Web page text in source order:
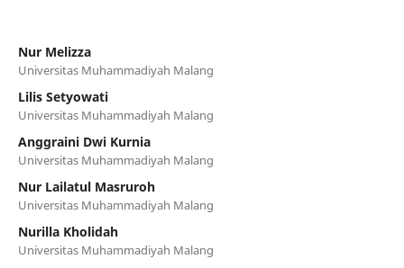
Nur Melizza
Universitas Muhammadiyah Malang
Lilis Setyowati
Universitas Muhammadiyah Malang
Anggraini Dwi Kurnia
Universitas Muhammadiyah Malang
Nur Lailatul Masruroh
Universitas Muhammadiyah Malang
Nurilla Kholidah
Universitas Muhammadiyah Malang